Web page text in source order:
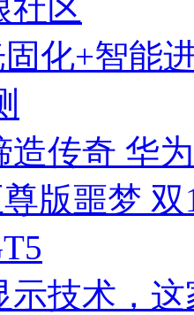
社区
化+智能
造传奇 华
版噩梦 双
示技术，